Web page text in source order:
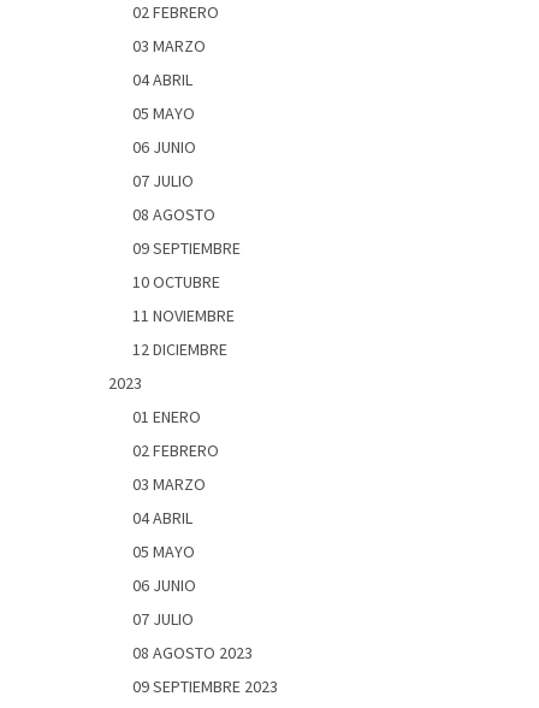
02 FEBRERO
03 MARZO
04 ABRIL
05 MAYO
06 JUNIO
07 JULIO
08 AGOSTO
09 SEPTIEMBRE
10 OCTUBRE
11 NOVIEMBRE
12 DICIEMBRE
2023
01 ENERO
02 FEBRERO
03 MARZO
04 ABRIL
05 MAYO
06 JUNIO
07 JULIO
08 AGOSTO 2023
09 SEPTIEMBRE 2023